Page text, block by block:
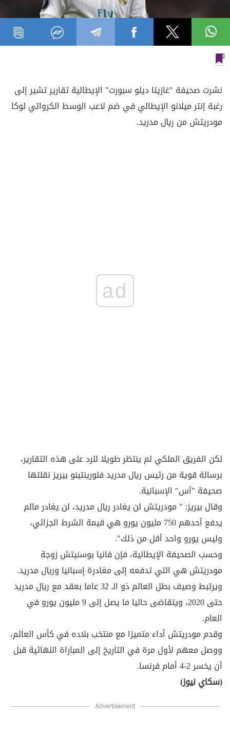
نشرت صحيفة "غازيتا ديلو سبورت" الإيطالية تقارير تشير إلى
رغبة إنتر ميلانو الإيطالي في ضم لاعب الوسط الكرواتي لوكا
مودريتش من ريال مدريد.
ad
لكن الفريق الملكي لم ينتظر طويلا للرد على هذه التقارير،
برسالة قوية من رئيس ريال مدريد فلورينتينو بيريز نقلتها
صحيفة "آس" الإسبانية.
وقال بيريز: " مودريتش لن يغادر ريال مدريد، لن يغادر مالم
يدفع أحدهم 750 مليون يورو هي قيمة الشرط الجزائي،
وليس يورو واحد أقل من ذلك".
وحسب الصحيفة الإيطالية، فإن فانيا بوسنيتش زوجة
مودريتش هي التي تدفعه إلى مغادرة إسبانيا وريال مدريد.
ويرتبط وصيف بطل العالم ذو الـ 32 عاما بعقد مع ريال مدريد
حتى 2020، ويتقاضى حاليا ما يصل إلى 9 مليون يورو في
العام.
وقدم مودريتش أداء متميزا مع منتخب بلاده في كأس العالم،
ووصل معهم لأول مرة في التاريخ إلى المباراة النهائية قبل
أن يخسر 2-4 أمام فرنسا.
(سكاي نيوز)
Advertisement